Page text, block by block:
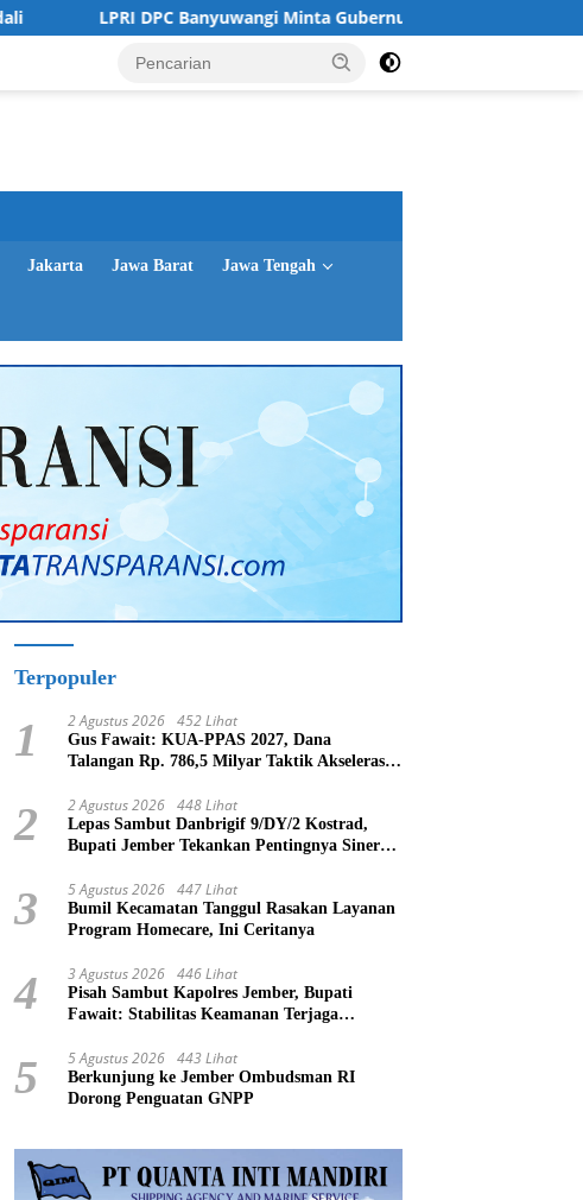
LPRI DPC Banyuwangi Minta Gubernur Jatim Percepat Izin Galian C
Jakarta Jawa Barat Jawa Tengah
Terpopuler
1 2 Agustus 2026 452 Lihat
Gus Fawait: KUA-PPAS 2027, Dana
Talangan Rp. 786,5 Milyar Taktik Akselerasi
2 2 Agustus 2026 448 Lihat
Lepas Sambut Danbrigif 9/DY/2 Kostrad,
Bupati Jember Tekankan Pentingnya Sinergi
3 5 Agustus 2026 447 Lihat
Bumil Kecamatan Tanggul Rasakan Layanan
Program Homecare, Ini Ceritanya
4 3 Agustus 2026 446 Lihat
Pisah Sambut Kapolres Jember, Bupati
Fawait: Stabilitas Keamanan Terjaga
5 5 Agustus 2026 443 Lihat
Berkunjung ke Jember Ombudsman RI
Dorong Penguatan GNPP